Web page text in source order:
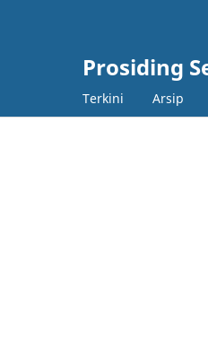
Prosiding
Terkini Arsip